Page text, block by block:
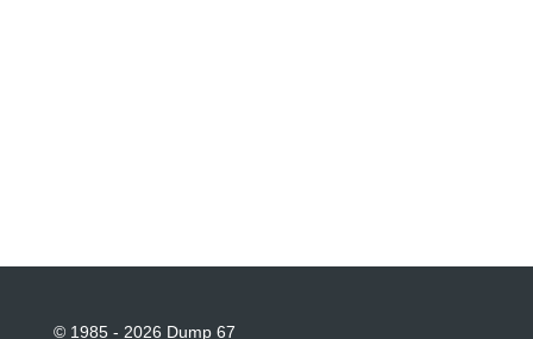
© 1985 - 2026 Dump 67